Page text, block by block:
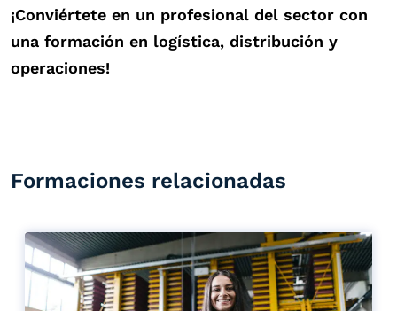
¡Conviértete en un profesional del sector con
una formación en logística, distribución y
operaciones!
Formaciones relacionadas